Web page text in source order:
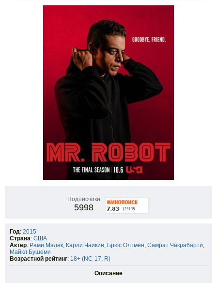
Подписчики
5998
Год: 2015
Страна: США
Актер: Рами Малек, Карли Чаикин, Брюс Олтмен, Самрат Чакрабарти,
Майкл Бушеми
Возрастной рейтинг: 18+ (NC-17, R)
Описание